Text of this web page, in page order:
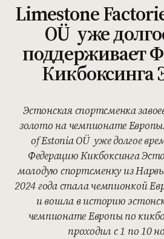
Limestone
OÜ уже
поддерживает
Кикбоксинга
Эстонская спортсменка
золото на чемпионате
of Estonia OÜ уже долгое
Федерацию Кикбоксинга
молодую спортсменку из
2024 года стала чемпионкой
и вошла в историю
чемпионате Европы по
проходил с 1 по 10